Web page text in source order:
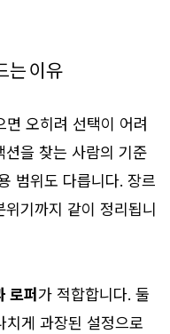
는 이유
오히려 선택이 어려
션을 찾는 사람의 기준
범위도 다릅니다. 장르
기까지 같이 정리됩니
로퍼가 적합합니다. 둘
치게 과장된 설정으로